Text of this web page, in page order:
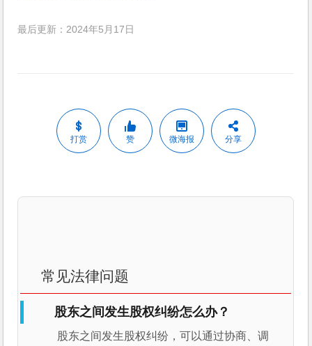
最后更新：2024年5月17日
打赏 赞 微海报 分享
常见法律问题
股东之间发生股权纠纷怎么办？
股东之间发生股权纠纷，可以通过协商、调